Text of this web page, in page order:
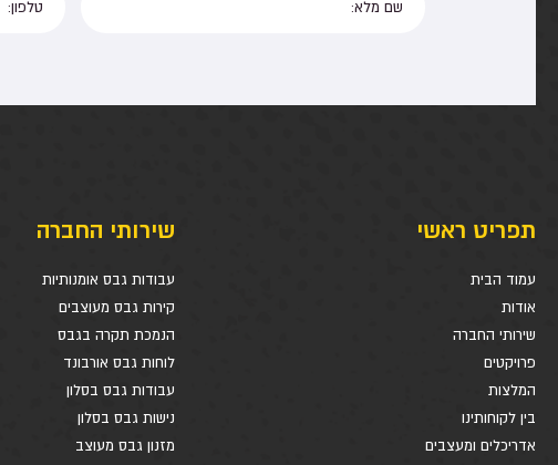
תפריט ראשי
עמוד הבית
אודות
שירותי החברה
פרויקטים
המלצות
בין לקוחותינו
אדריכלים ומעצבים
שירותי החברה
עבודות גבס אומנותיות
קירות גבס מעוצבים
הנמכת תקרה בגבס
לוחות גבס אורבונד
עבודות גבס בסלון
נישות גבס בסלון
מזנון גבס מעוצב